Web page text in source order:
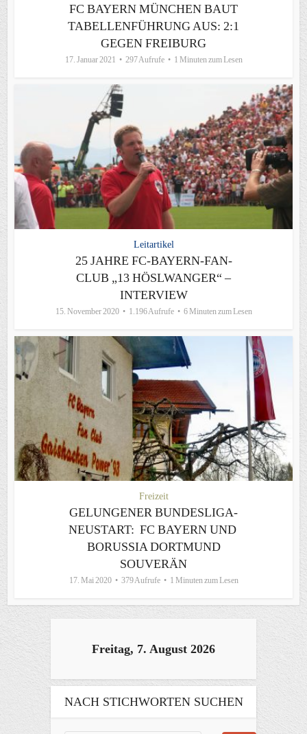
FC BAYERN MÜNCHEN BAUT
TABELLENFÜHRUNG AUS: 2:1
GEGEN FREIBURG
17. Januar 2021 297 Aufrufe 1 Minuten zum Lesen
Leitartikel
25 JAHRE FC-BAYERN-FAN-
CLUB „13 HÖSLWANGER“ –
INTERVIEW
15. November 2020 1.196 Aufrufe 6 Minuten zum Lesen
Freizeit
GELUNGENER BUNDESLIGA-
NEUSTART: FC BAYERN UND
BORUSSIA DORTMUND
SOUVERÄN
17. Mai 2020 379 Aufrufe 1 Minuten zum Lesen
Freitag, 7. August 2026
NACH STICHWORTEN SUCHEN